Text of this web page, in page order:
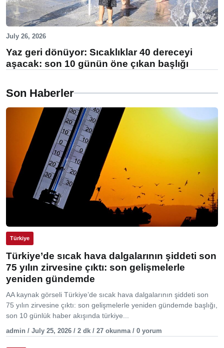
July 26, 2026
Yaz geri dönüyor: Sıcaklıklar 40 dereceyi
aşacak: son 10 günün öne çıkan başlığı
Son Haberler
Türkiye
Türkiye’de sıcak hava dalgalarının şiddeti son
75 yılın zirvesine çıktı: son gelişmelerle
yeniden gündemde
AA kaynak görseli Türkiye’de sıcak hava dalgalarının şiddeti son
75 yılın zirvesine çıktı: son gelişmelerle yeniden gündemde başlığı,
son 10 günlük haber akışında türkiye...
admin / July 25, 2026 / 2 dk / 27 okunma / 0 yorum